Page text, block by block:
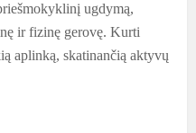
ugdymą,
ir fizinę gerovę. Kurti
aplinką, skatinančią aktyvų